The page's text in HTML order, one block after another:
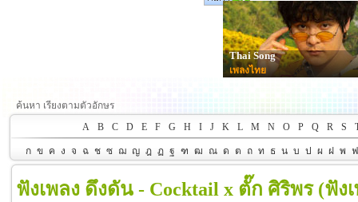
Thai Song
เพลงไทย
ค้นหา เรียงตามตัวอักษร
A
B C D E F G H I J K L M N O P Q R S
ก ข ค ง จ ฉ ช ซ ฌ ญ ฎ ฏ ฐ ฑ ฒ ณ ด ต ถ ท ธ น บ ป ผ ฝ พ ฟ
ฟังเพลง ดึงดัน - Cocktail x ตั๊ก ศิริพร (ฟัง